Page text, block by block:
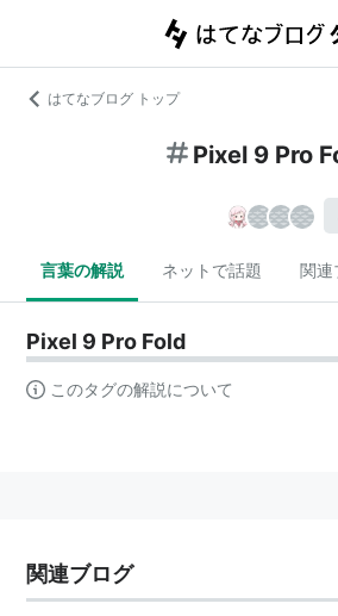
はてなブログ トップ
Pixel 9 Pro
言葉の解説 ネットで話題 関連
Pixel 9 Pro Fold
このタグの解説について
関連ブログ